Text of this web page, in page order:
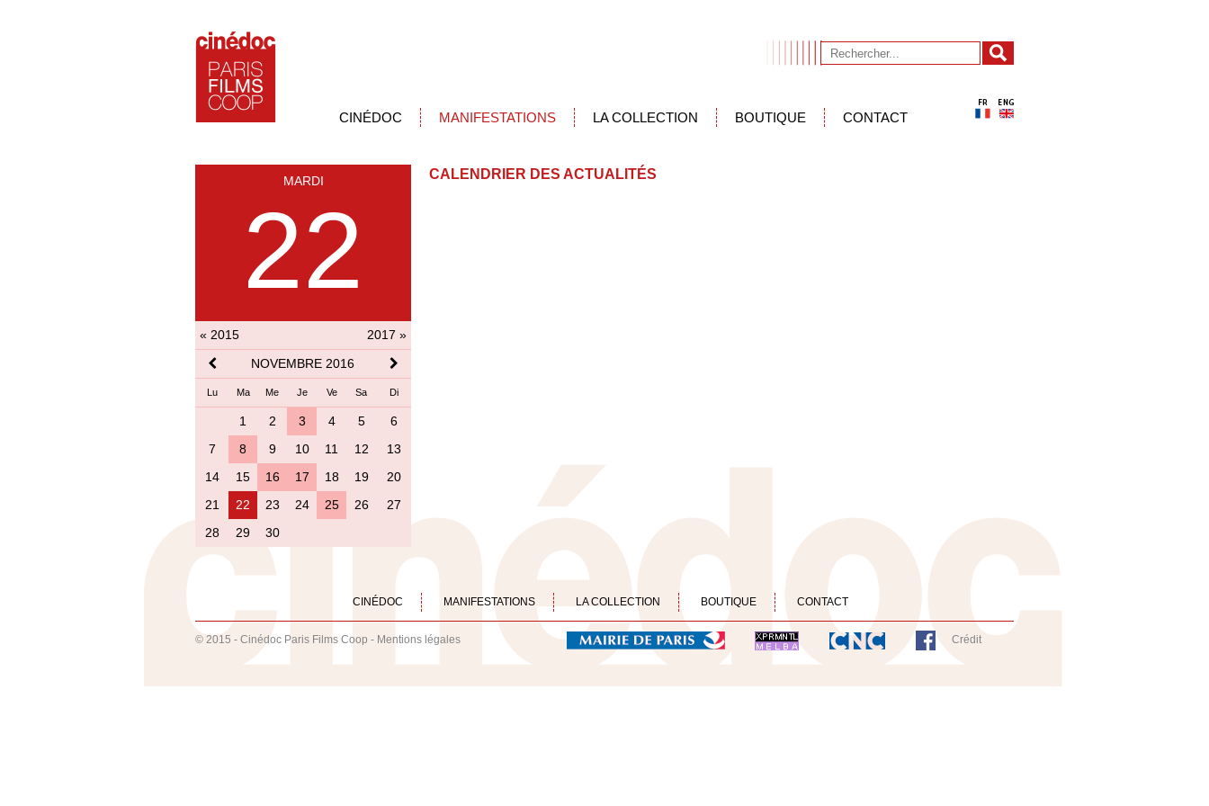
CINÉDOC MANIFESTATIONS LA COLLECTION BOUTIQUE CONTACT
MARDI
22
« 2015
2017 »
NOVEMBRE 2016
Lu Ma Me Je Ve Sa Di
1 2 3 4 5
6
7
8 9 10 11 12
13
14
15 16 17 18 19
20
21
22 23 24 25 26
27
28
29 30
CALENDRIER DES ACTUALITÉS
CINÉDOC MANIFESTATIONS LA COLLECTION BOUTIQUE CONTACT
© 2015 - Cinédoc Paris Films Coop - Mentions légales Crédit